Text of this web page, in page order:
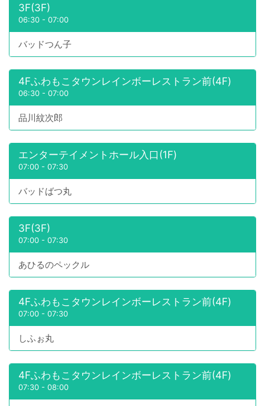
3F(3F)
06:30 - 07:00
バッドつん子
4Fふわもこタウンレインボーレストラン前(4F)
06:30 - 07:00
品川紋次郎
エンターテイメントホール入口(1F)
07:00 - 07:30
バッドばつ丸
3F(3F)
07:00 - 07:30
あひるのペックル
4Fふわもこタウンレインボーレストラン前(4F)
07:00 - 07:30
しふぉ丸
4Fふわもこタウンレインボーレストラン前(4F)
07:30 - 08:00